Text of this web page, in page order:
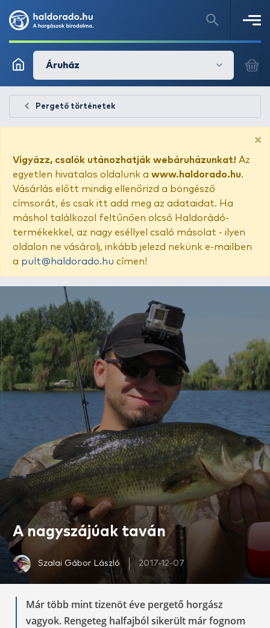
Áruház
Pergető történetek
×
Vigyázz, csalók utánozhatják webáruházunkat! Az
egyetlen hivatalos oldalunk a www.haldorado.hu.
Vásárlás előtt mindig ellenőrizd a böngésző
címsorát, és csak itt add meg az adataidat. Ha
máshol találkozol feltűnően olcsó Haldorádó-
termékekkel, az nagy eséllyel csaló másolat - ilyen
oldalon ne vásárolj, inkább jelezd nekünk e-mailben
a pult@haldorado.hu címen!
A nagyszájúak taván
Szalai Gábor László 2017-12-07
Már több mint tizenöt éve pergető horgász
vagyok. Rengeteg halfajból sikerült már fognom